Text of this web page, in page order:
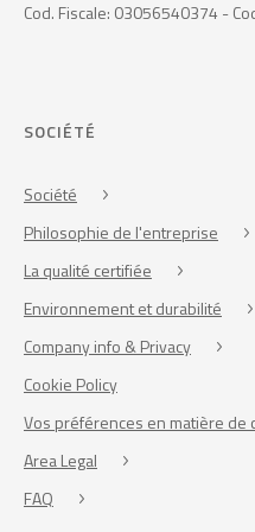
Cod. Fiscale: 03056540374 -
SOCIÉTÉ
Société
Philosophie de l'entreprise
La qualité certifiée
Environnement et durabilité
Company info & Privacy
Cookie Policy
Vos préférences en matière de
Area Legal
FAQ